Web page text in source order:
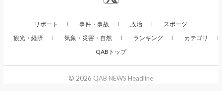
リポート 事件・事故 政治
スポーツ
観光・経済
気象・災害・自然 ランキング
カテゴリ
QABトップ
© 2026 QAB NEWS Headline